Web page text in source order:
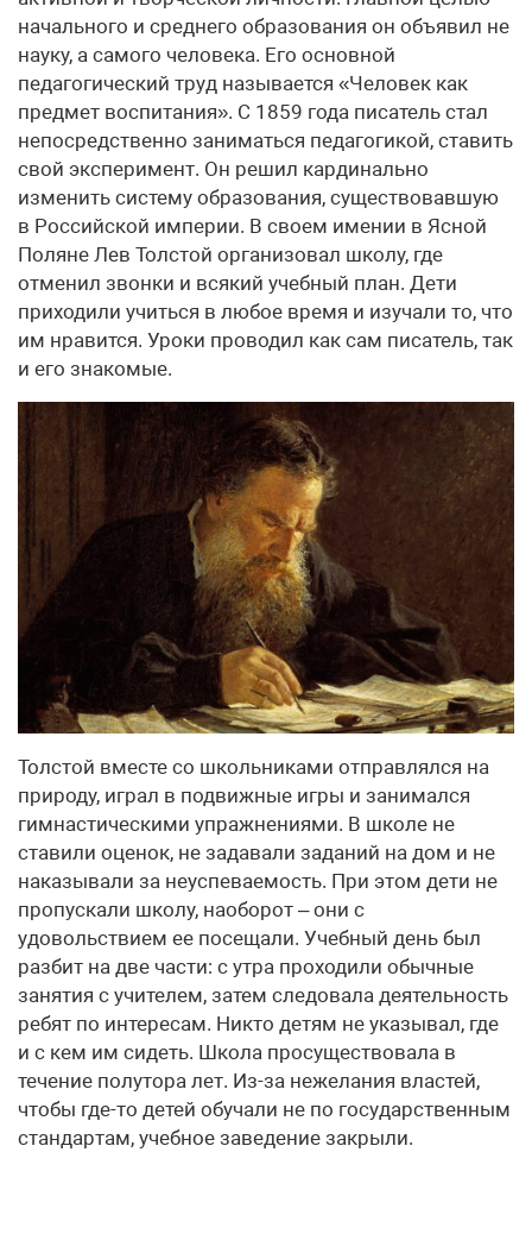
начального и среднего образования он объявил не
науку, а самого человека. Его основной
педагогический труд называется «Человек как
предмет воспитания». С 1859 года писатель стал
непосредственно заниматься педагогикой, ставить
свой эксперимент. Он решил кардинально
изменить систему образования, существовавшую
в Российской империи. В своем имении в Ясной
Поляне Лев Толстой организовал школу, где
отменил звонки и всякий учебный план. Дети
приходили учиться в любое время и изучали то, что
им нравится. Уроки проводил как сам писатель, так
и его знакомые.
Толстой вместе со школьниками отправлялся на
природу, играл в подвижные игры и занимался
гимнастическими упражнениями. В школе не
ставили оценок, не задавали заданий на дом и не
наказывали за неуспеваемость. При этом дети не
пропускали школу, наоборот – они с
удовольствием ее посещали. Учебный день был
разбит на две части: с утра проходили обычные
занятия с учителем, затем следовала деятельность
ребят по интересам. Никто детям не указывал, где
и с кем им сидеть. Школа просуществовала в
течение полутора лет. Из-за нежелания властей,
чтобы где-то детей обучали не по государственным
стандартам, учебное заведение закрыли.